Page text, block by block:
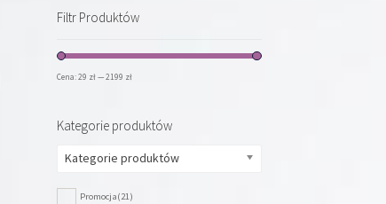
Filtr Produktów
Cena:29 zł—2199 zł
Kategorie produktów
Kategorie produktów
Promocja(21)